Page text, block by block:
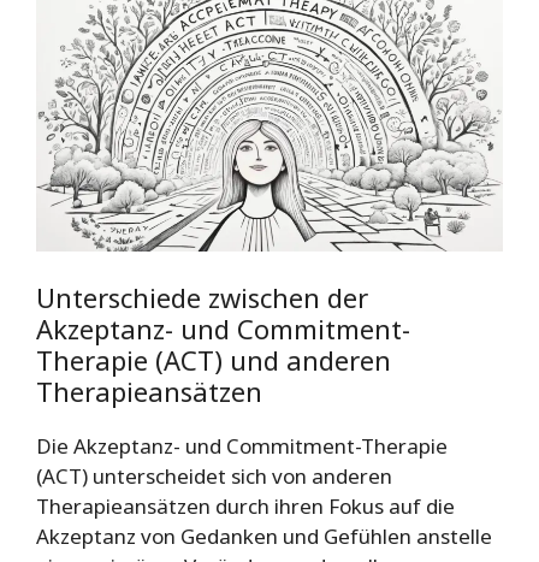
Unterschiede zwischen der
Akzeptanz- und Commitment-
Therapie (ACT) und anderen
Therapieansätzen
Die Akzeptanz- und Commitment-Therapie
(ACT) unterscheidet sich von anderen
Therapieansätzen durch ihren Fokus auf die
Akzeptanz von Gedanken und Gefühlen anstelle